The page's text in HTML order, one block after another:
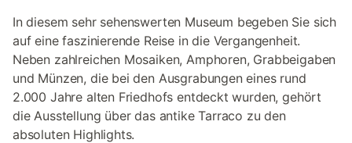
In diesem sehr sehenswerten Museum begeben Sie sich
auf eine faszinierende Reise in die Vergangenheit.
Neben zahlreichen Mosaiken, Amphoren, Grabbeigaben
und Münzen, die bei den Ausgrabungen eines rund
2.000 Jahre alten Friedhofs entdeckt wurden, gehört
die Ausstellung über das antike Tarraco zu den
absoluten Highlights.